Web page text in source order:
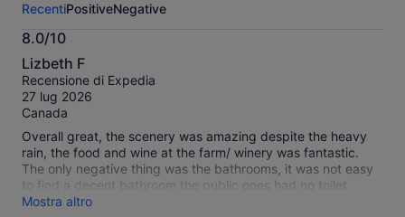
attività.
Maggiori
informazioni
sulle
nostre
recensioni
verificate
RecentiPositiveNegative
8.0/10
8.0
su
10
Lizbeth F
Recensione di Expedia
27 lug 2026
Canada
Overall great, the scenery was amazing despite the heavy
rain, the food and wine at the farm/ winery was fantastic.
The only negative thing was the bathrooms, it was not easy
to find a decent bathroom the public ones had no toilet
paper.
Mostra altro